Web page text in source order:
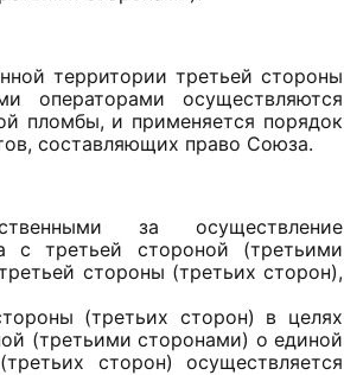
территории третьей стороны
операторами осуществляются
пломбы, и применяется порядок
составляющих право Союза.
за осуществление
с третьей стороной (третьими
стороны (третьих сторон),
(третьих сторон) в целях
(третьими сторонами) о единой
сторон) осуществляется